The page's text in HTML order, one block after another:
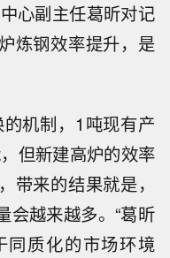
心副主任葛昕对记
炼钢效率提升，是
机制，1吨现有产
但新建高炉的效率
带来的结果就是，
会越来越多。“葛昕
同质化的市场环境